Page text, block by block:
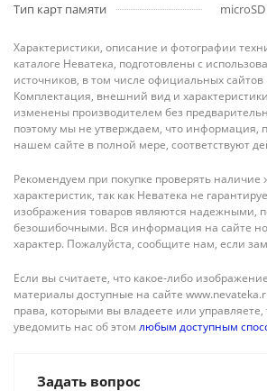
Тип карт памяти
microSD
Характеристики, описание и фотографии
каталоге Неватека, подготовлены с
источников, в том числе официальных сайтов
Комплектация, внешний вид и
изменены производителем без
поэтому мы не утверждаем, что информация,
нашем сайте в полной мере, соответствуют
Рекомендуем при покупке проверять
характеристик, так как Неватека не
изображения товаров являются надежными,
безошибочными. Вся информация на сайте
характер. Пожалуйста, сообщите нам, если
Если вы считаете, что какое-либо
материалы доступные на сайте
права, которыми вы владеете или
уведомить нас об этом любым доступным
Задать вопрос